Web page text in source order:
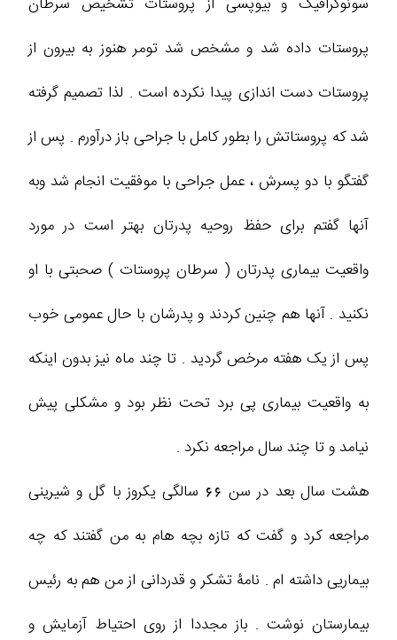
پروستات داده شد و مشخص شد تومر هنوز به بیرون از
پروستات دست اندازی پیدا نکرده است . لذا تصمیم گرفته
شد که پروستاتش را بطور کامل با جراحی باز درآورم . پس از
گفتگو با دو پسرش ، عمل جراحی با موفقیت انجام شد وبه
آنها گفتم برای حفظ روحیه پدرتان بهتر است در مورد
واقعیت بیماری پدرتان ( سرطان پروستات ) صحبتی با او
نکنید . آنها هم چنین کردند و پدرشان با حال عمومی خوب
پس از یک هفته مرخص گردید . تا چند ماه نیز بدون اینکه
به واقعیت بیماری پی برد تحت نظر بود و مشکلی پیش
نیامد و تا چند سال مراجعه نکرد .
هشت سال بعد در سن 66 سالگی یکروز با گل و شیرینی
مراجعه کرد و گفت که تازه بچه هام به من گفتند که چه
بیماریی داشته ام . نامۀ تشکر و قدردانی از من هم به رئیس
بیمارستان نوشت . باز مجددا از روی احتیاط آزمایش و